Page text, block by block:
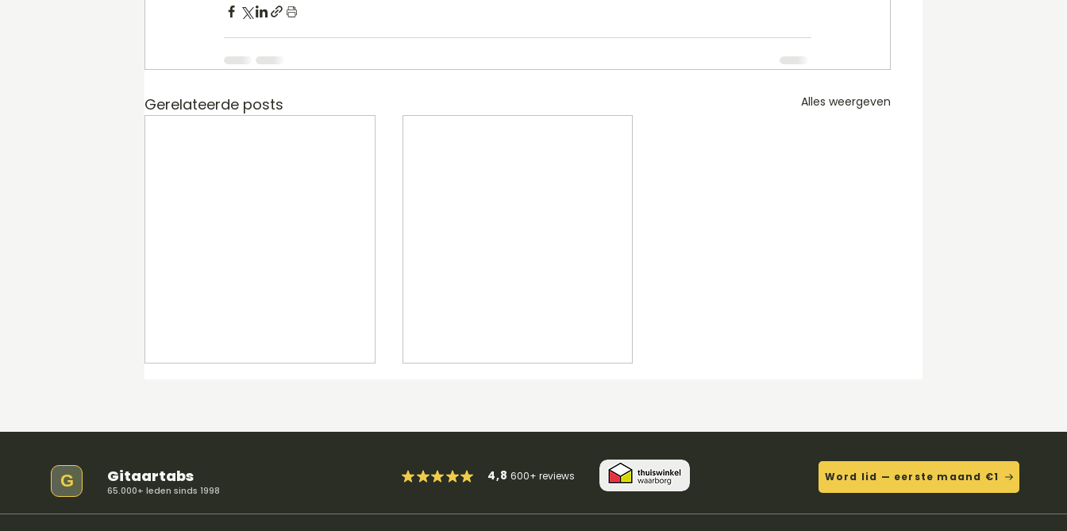
Gerelateerde posts Alles weergeven
G Gitaartabs
65.000+ leden sinds 1998
4,8600+reviews Word lid — eerste maand €1